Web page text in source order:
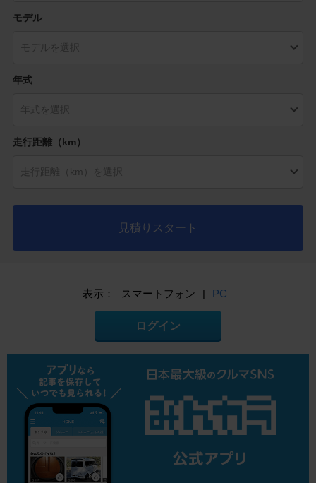
モデル
年式
走行距離（km）
見積りスタート
表示： スマートフォン | PC
ログイン